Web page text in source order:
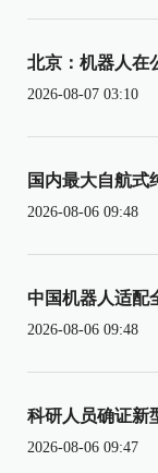
北京：机器人在
2026-08-07 03:10
国内最大自航式
2026-08-06 09:48
中国机器人适配
2026-08-06 09:48
科研人员确证新
2026-08-06 09:47